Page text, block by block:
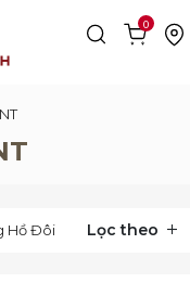
0
Hồ Đôi Lọc theo